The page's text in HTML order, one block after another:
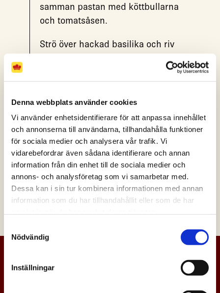
Denna webbplats använder cookies
Vi använder enhetsidentifierare för att anpassa innehållet
och annonserna till användarna, tillhandahålla funktioner
för sociala medier och analysera vår trafik. Vi
vidarebefordrar även sådana identifierare och annan
information från din enhet till de sociala medier och
annons- och analysföretag som vi samarbetar med.
Dessa kan i sin tur kombinera informationen med annan
information som du har tillhandahållit eller som de har
Nödvändig
Inställningar
samman pastan med köttbullarna
och tomatsåsen.
Strö över hackad basilika och riv
Bon Appetito!
Vad tyckte du?
(24 röster)
Spara Skriv ut Dela